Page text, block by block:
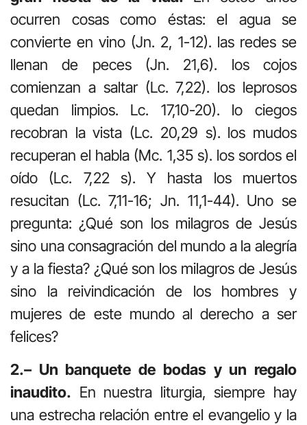
ocurren cosas como éstas: el agua se
convierte en vino (Jn. 2, 1-12). las redes se
llenan de peces (Jn. 21,6). los cojos
comienzan a saltar (Lc. 7,22). los leprosos
quedan limpios. Lc. 17,10-20). lo ciegos
recobran la vista (Lc. 20,29 s). los mudos
recuperan el habla (Mc. 1,35 s). los sordos el
oído (Lc. 7,22 s). Y hasta los muertos
resucitan (Lc. 7,11-16; Jn. 11,1-44). Uno se
pregunta: ¿Qué son los milagros de Jesús
sino una consagración del mundo a la alegría
y a la fiesta? ¿Qué son los milagros de Jesús
sino la reivindicación de los hombres y
mujeres de este mundo al derecho a ser
felices?
2.– Un banquete de bodas y un regalo
inaudito. En nuestra liturgia, siempre hay
una estrecha relación entre el evangelio y la